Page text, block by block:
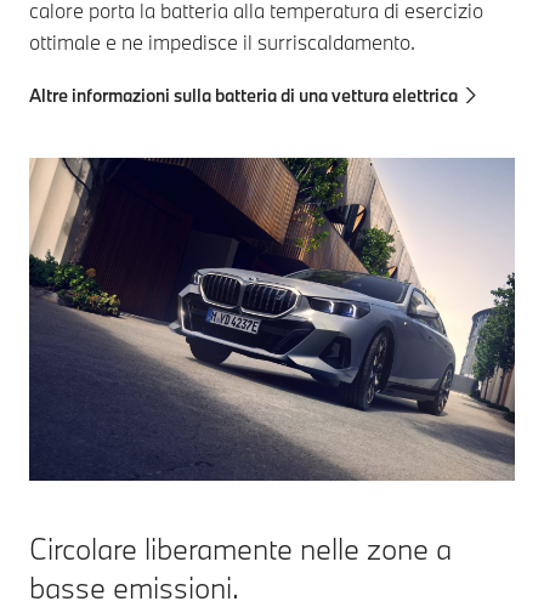
calore porta la batteria alla temperatura di esercizio
ottimale e ne impedisce il surriscaldamento.
Altre informazioni sulla batteria di una vettura elettrica
Circolare liberamente nelle zone a
basse emissioni.